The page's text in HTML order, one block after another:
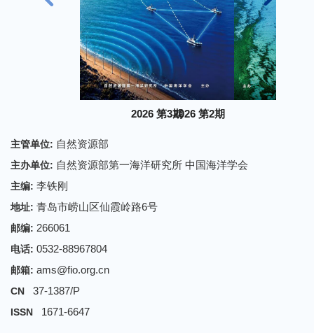
2026 第3期2026 第2期
主管单位: 自然资源部
主办单位: 自然资源部第一海洋研究所 中国海洋学会
主编: 李铁刚
地址: 青岛市崂山区仙霞岭路6号
邮编: 266061
电话: 0532-88967804
邮箱: ams@fio.org.cn
CN 37-1387/P
ISSN 1671-6647